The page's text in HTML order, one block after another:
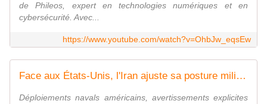
de Phileos, expert en technologies numériques et en
cybersécurité. Avec...
https://www.youtube.com/watch?v=OhbJw_eqsEw
Face aux États-Unis, l'Iran ajuste sa posture militaire
Déploiements navals américains, avertissements explicites